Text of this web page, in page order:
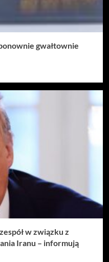
gwałtownie
w związku z
Iranu – informują